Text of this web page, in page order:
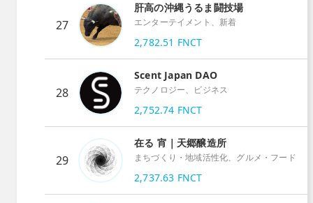
27
肝高の沖縄うるま闘技場
エンターテイメント、新着
2,782.51 FNCT
28
Scent Japan DAO
テクノロジー、ビジネス
2,752.74 FNCT
29
在る 宵｜天郷醸造所
まちづくり・地域活性化、グルメ・フード
2,737.63 FNCT